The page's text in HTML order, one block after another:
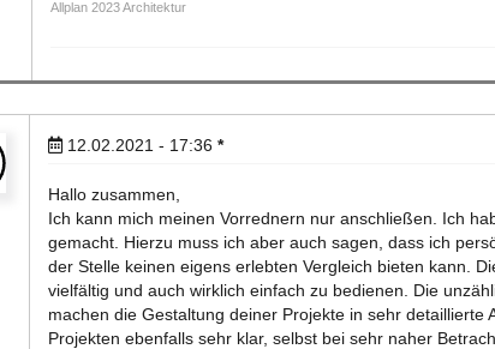
Allplan 2023 Architektur
12.02.2021 - 17:36 *
Hallo zusammen,
Ich kann mich meinen Vorrednern nur anschließen. Ich
gemacht. Hierzu muss ich aber auch sagen, dass ich
der Stelle keinen eigens erlebten Vergleich bieten kann.
vielfältig und auch wirklich einfach zu bedienen. Die
machen die Gestaltung deiner Projekte in sehr detaillierte
Projekten ebenfalls sehr klar, selbst bei sehr naher